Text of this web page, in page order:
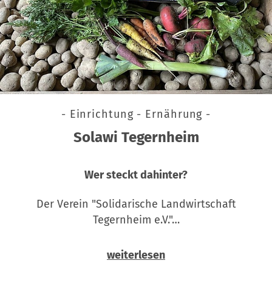
- Einrichtung - Ernährung -
Solawi Tegernheim
Wer steckt dahinter?
Der Verein "Solidarische Landwirtschaft
Tegernheim e.V."…
weiterlesen